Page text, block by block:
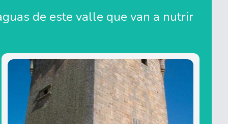
de este valle que van a nutrir